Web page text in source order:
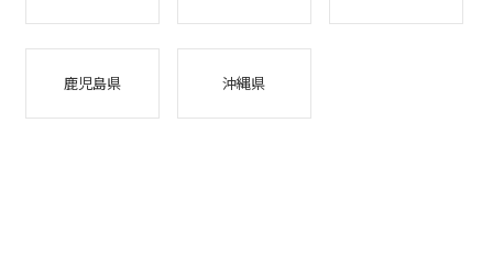
鹿児島県 沖縄県